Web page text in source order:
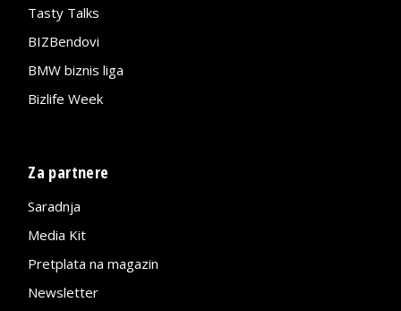
Tasty Talks
BIZBendovi
BMW biznis liga
Bizlife Week
Za partnere
Saradnja
Media Kit
Pretplata na magazin
Newsletter